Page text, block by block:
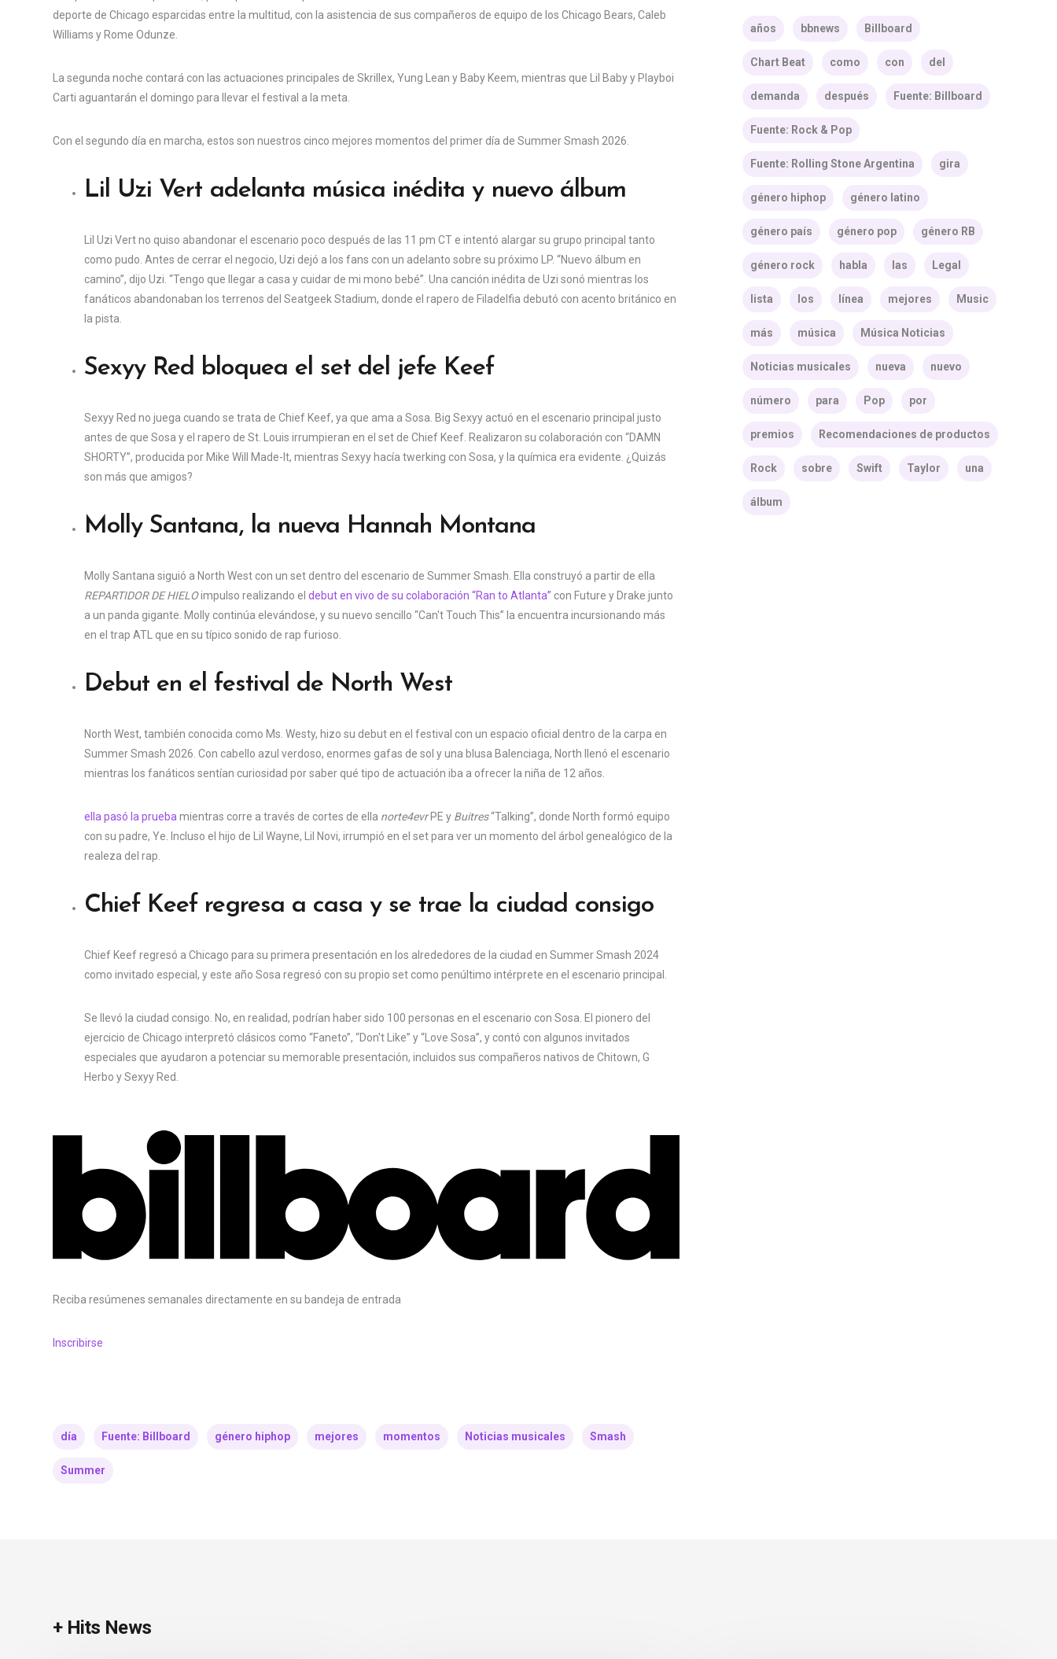
deporte de Chicago esparcidas entre la multitud, con la asistencia de sus compañeros de equipo de los Chicago Bears, Caleb
Williams y Rome Odunze.
La segunda noche contará con las actuaciones principales de Skrillex, Yung Lean y Baby Keem, mientras que Lil Baby y Playboi
Carti aguantarán el domingo para llevar el festival a la meta.
Con el segundo día en marcha, estos son nuestros cinco mejores momentos del primer día de Summer Smash 2026.
Lil Uzi Vert adelanta música inédita y nuevo álbum
Lil Uzi Vert no quiso abandonar el escenario poco después de las 11 pm CT e intentó alargar su grupo principal tanto
como pudo. Antes de cerrar el negocio, Uzi dejó a los fans con un adelanto sobre su próximo LP. “Nuevo álbum en
camino”, dijo Uzi. “Tengo que llegar a casa y cuidar de mi mono bebé”. Una canción inédita de Uzi sonó mientras los
fanáticos abandonaban los terrenos del Seatgeek Stadium, donde el rapero de Filadelfia debutó con acento británico en
la pista.
Sexyy Red bloquea el set del jefe Keef
Sexyy Red no juega cuando se trata de Chief Keef, ya que ama a Sosa. Big Sexyy actuó en el escenario principal justo
antes de que Sosa y el rapero de St. Louis irrumpieran en el set de Chief Keef. Realizaron su colaboración con “DAMN
SHORTY”, producida por Mike Will Made-It, mientras Sexyy hacía twerking con Sosa, y la química era evidente. ¿Quizás
son más que amigos?
Molly Santana, la nueva Hannah Montana
Molly Santana siguió a North West con un set dentro del escenario de Summer Smash. Ella construyó a partir de ella
REPARTIDOR DE HIELOimpulso realizando el debut en vivo de su colaboración “Ran to Atlanta” con Future y Drake junto
a un panda gigante. Molly continúa elevándose, y su nuevo sencillo “Can't Touch This” la encuentra incursionando más
en el trap ATL que en su típico sonido de rap furioso.
Debut en el festival de North West
North West, también conocida como Ms. Westy, hizo su debut en el festival con un espacio oficial dentro de la carpa en
Summer Smash 2026. Con cabello azul verdoso, enormes gafas de sol y una blusa Balenciaga, North llenó el escenario
mientras los fanáticos sentían curiosidad por saber qué tipo de actuación iba a ofrecer la niña de 12 años.
ella pasó la prueba mientras corre a través de cortes de ella norte4evrPE y Buitres“Talking”, donde North formó equipo
con su padre, Ye. Incluso el hijo de Lil Wayne, Lil Novi, irrumpió en el set para ver un momento del árbol genealógico de la
realeza del rap.
Chief Keef regresa a casa y se trae la ciudad consigo
Chief Keef regresó a Chicago para su primera presentación en los alrededores de la ciudad en Summer Smash 2024
como invitado especial, y este año Sosa regresó con su propio set como penúltimo intérprete en el escenario principal.
Se llevó la ciudad consigo. No, en realidad, podrían haber sido 100 personas en el escenario con Sosa. El pionero del
ejercicio de Chicago interpretó clásicos como “Faneto”, “Don't Like” y “Love Sosa”, y contó con algunos invitados
especiales que ayudaron a potenciar su memorable presentación, incluidos sus compañeros nativos de Chitown, G
Herbo y Sexyy Red.
Reciba resúmenes semanales directamente en su bandeja de entrada
Inscribirse
día Fuente: Billboard género hiphop mejores momentos Noticias musicales Smash
Summer
años bbnews Billboard
Chart Beat como con del
demanda después Fuente: Billboard
Fuente: Rock & Pop
Fuente: Rolling Stone Argentina gira
género hiphop género latino
género país género pop género RB
género rock habla las Legal
lista los línea mejores Music
más música Música Noticias
Noticias musicales nueva nuevo
número para Pop por
premios Recomendaciones de productos
Rock sobre Swift Taylor una
álbum
+ Hits News